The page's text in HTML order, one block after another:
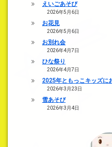
えいごあそび
2026年5月6日
お花見
2026年5月6日
お別れ会
2026年4月7日
ひな祭り
2026年4月7日
2025年ともっこキッズに
2026年3月23日
雪あそび
2026年3月4日